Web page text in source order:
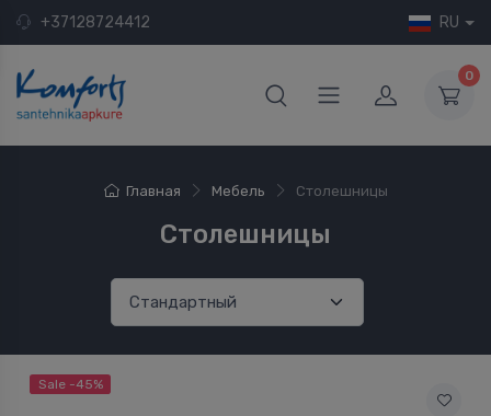
+37128724412 RU
0
Главная Мебель Столешницы
Столешницы
Sale -45%